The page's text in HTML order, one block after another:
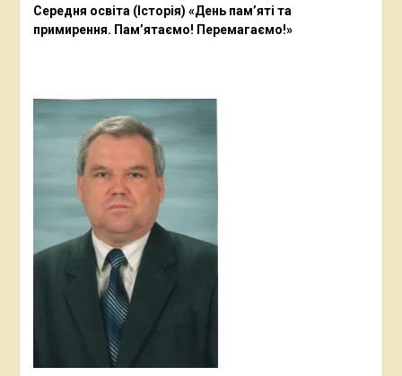
Середня освіта (Історія) «День пам’яті та
примирення. Пам’ятаємо! Перемагаємо!»